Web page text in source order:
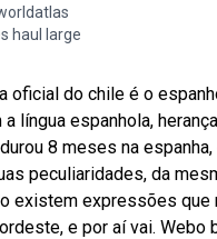
haul large
oficial do chile é o
língua espanhola,
8 meses na
peculiaridades, da
existem expressões que
e por aí vai. Webo